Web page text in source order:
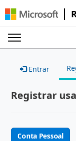
Entrar
Registrar
Conta Pessoal